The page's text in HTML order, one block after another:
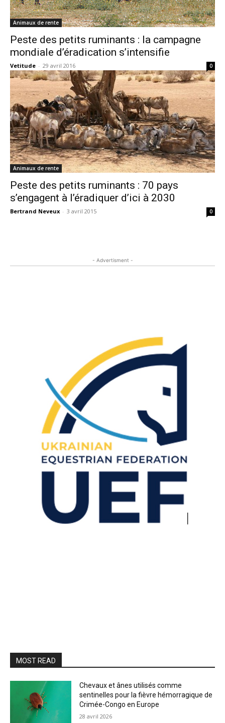
Animaux de rente
Peste des petits ruminants : la campagne
mondiale d’éradication s’intensifie
Vetitude - 29 avril 2016 0
Animaux de rente
Peste des petits ruminants : 70 pays
s’engagent à l’éradiquer d’ici à 2030
Bertrand Neveux - 3 avril 2015 0
- Advertisment -
MOST READ
Chevaux et ânes utilisés comme
sentinelles pour la fièvre hémorragique de
Crimée-Congo en Europe
28 avril 2026